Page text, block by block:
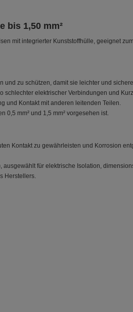
bis 1,50 mm²
mit integrierter Kunststoffhülle, geeignet
zu schützen, damit sie leichter und
schlechter elektrischer Verbindungen und
und Kontakt mit anderen leitenden Teilen.
0,5 mm² und 1,5 mm² vorgesehen ist.
Kontakt zu gewährleisten und Korrosion
für elektrische Isolation,
Herstellers.